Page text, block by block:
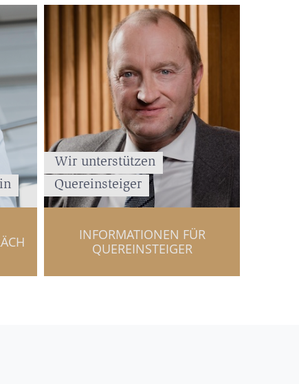
Wir unterstützen
Quereinsteiger
INFORMATIONEN FÜR
QUEREINSTEIGER